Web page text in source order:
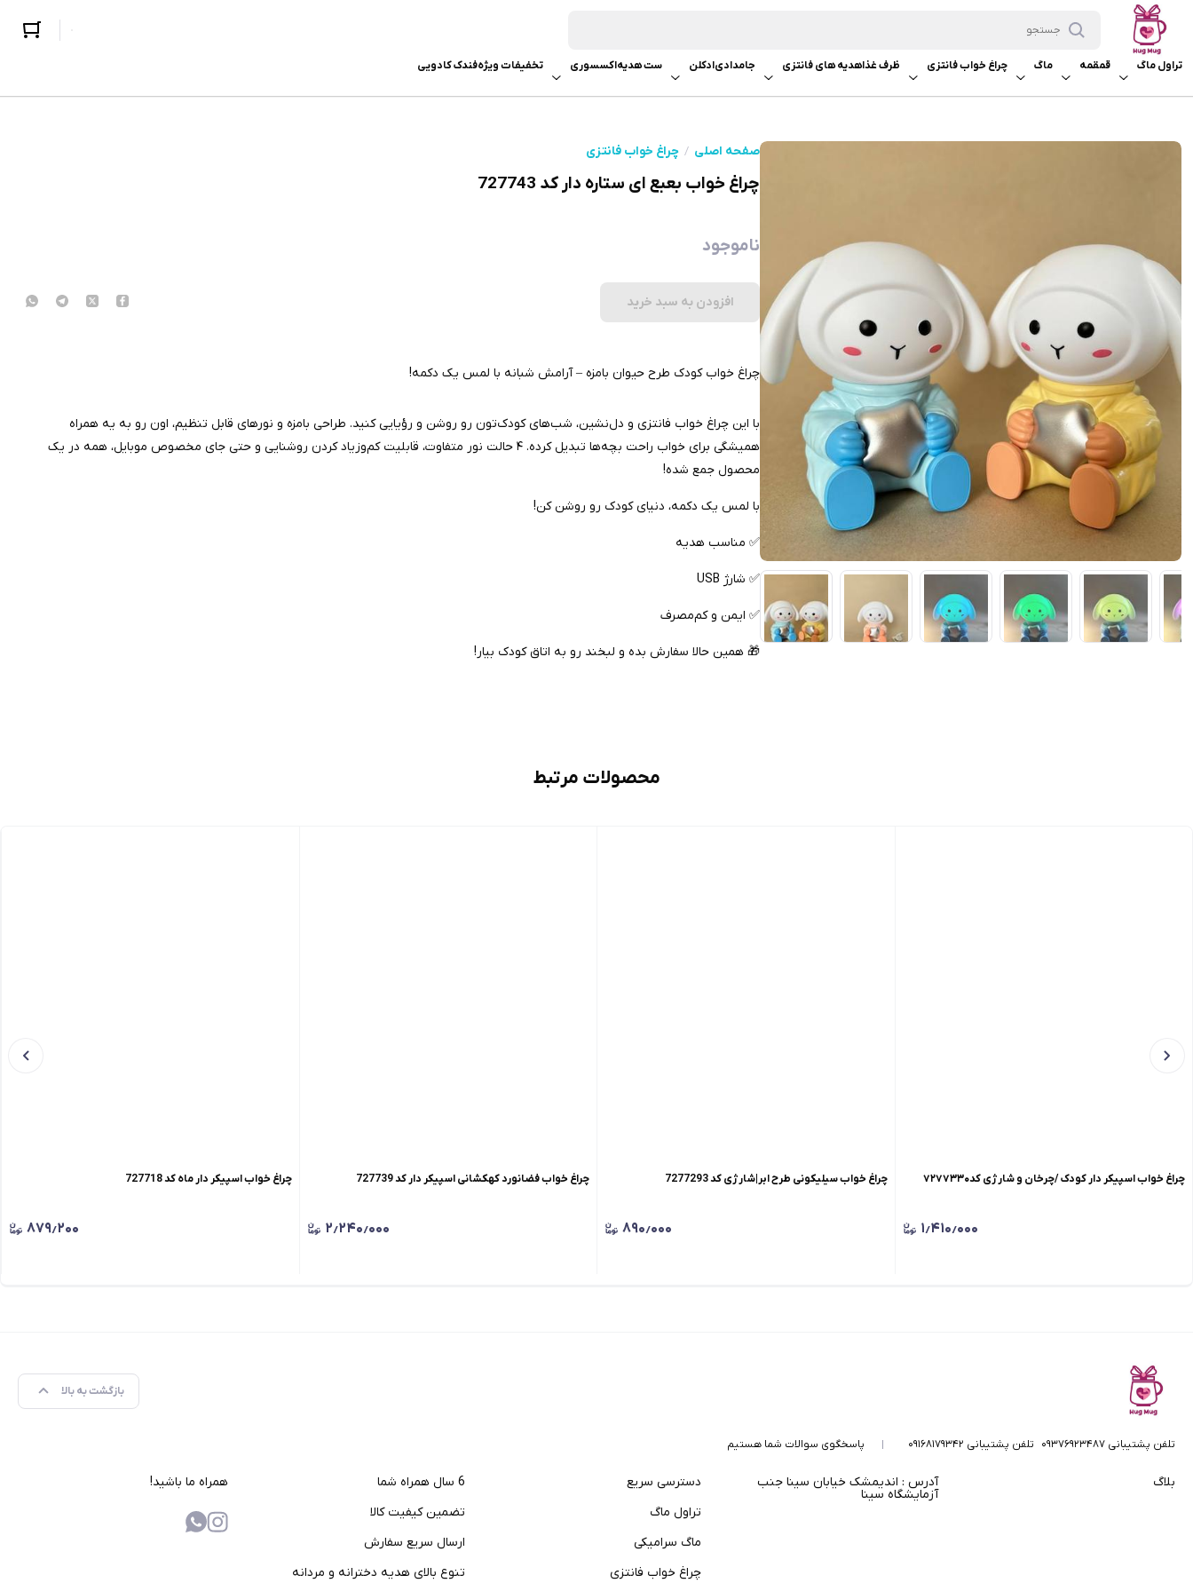
تراول ماگ قمقمه ماگ چراغ خواب فانتزی ظرف غذاهدیه های فانتزی جامدادیادکلن ست هدیهاکسسوری تخفیفات ویژهفندک کادویی
صفحه اصلی چراغ خواب فانتزی
چراغ خواب بعبع ای ستاره دار کد 727743
ناموجود
افزودن به سبد خرید
چراغ خواب کودک طرح حیوان بامزه – آرامش شبانه با لمس یک دکمه!
با این چراغ خواب فانتزی و دل‌نشین، شب‌های کودک‌تون رو روشن و رؤیایی کنید. طراحی بامزه و نورهای قابل تنظیم، اون رو به یه همراه
همیشگی برای خواب راحت بچه‌ها تبدیل کرده. ۴ حالت نور متفاوت، قابلیت کم‌وزیاد کردن روشنایی و حتی جای مخصوص موبایل، همه در یک
محصول جمع شده!
با لمس یک دکمه، دنیای کودک رو روشن کن!
✅ مناسب هدیه
✅ شارژ USB
✅ ایمن و کم‌مصرف
🎁 همین حالا سفارش بده و لبخند رو به اتاق کودک بیار!
محصولات مرتبط
چراغ خواب اسپیکر دار کودک /چرخان و شارژی کد۷۲۷۷۳۳۰
۱٫۴۱۰٫۰۰۰
چراغ خواب سیلیکونی طرح ابر|شارژی کد 7277293
۸۹۰٫۰۰۰
چراغ خواب فضانورد کهکشانی اسپیکر دار کد 727739
۲٫۲۴۰٫۰۰۰
چراغ خواب اسپیکر دار ماه کد 727718
۸۷۹٫۲۰۰
بازگشت به بالا
تلفن پشتیبانی ۰۹۳۷۶۹۲۳۴۸۷ تلفن پشتیبانی ۰۹۱۶۸۱۷۹۳۴۲ پاسخگوی سوالات شما هستیم
بلاگ آدرس : اندیمشک خیابان سینا جنب
آزمایشگاه سینا
دسترسی سریع
تراول ماگ
ماگ سرامیکی
چراغ خواب فانتزی
6 سال همراه شما
تضمین کیفیت کالا
ارسال سریع سفارش
تنوع بالای هدیه دخترانه و مردانه
همراه ما باشید!